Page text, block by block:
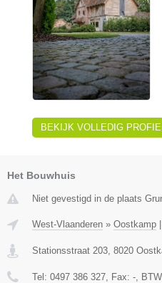
BEKIJK VOLLEDIG PROFIEL
Het Bouwhuis
Niet gevestigd in de plaats
West-Vlaanderen » Oostkamp
Stationsstraat 203 8020
Tel: 0497 386 327 , Fax: - ,